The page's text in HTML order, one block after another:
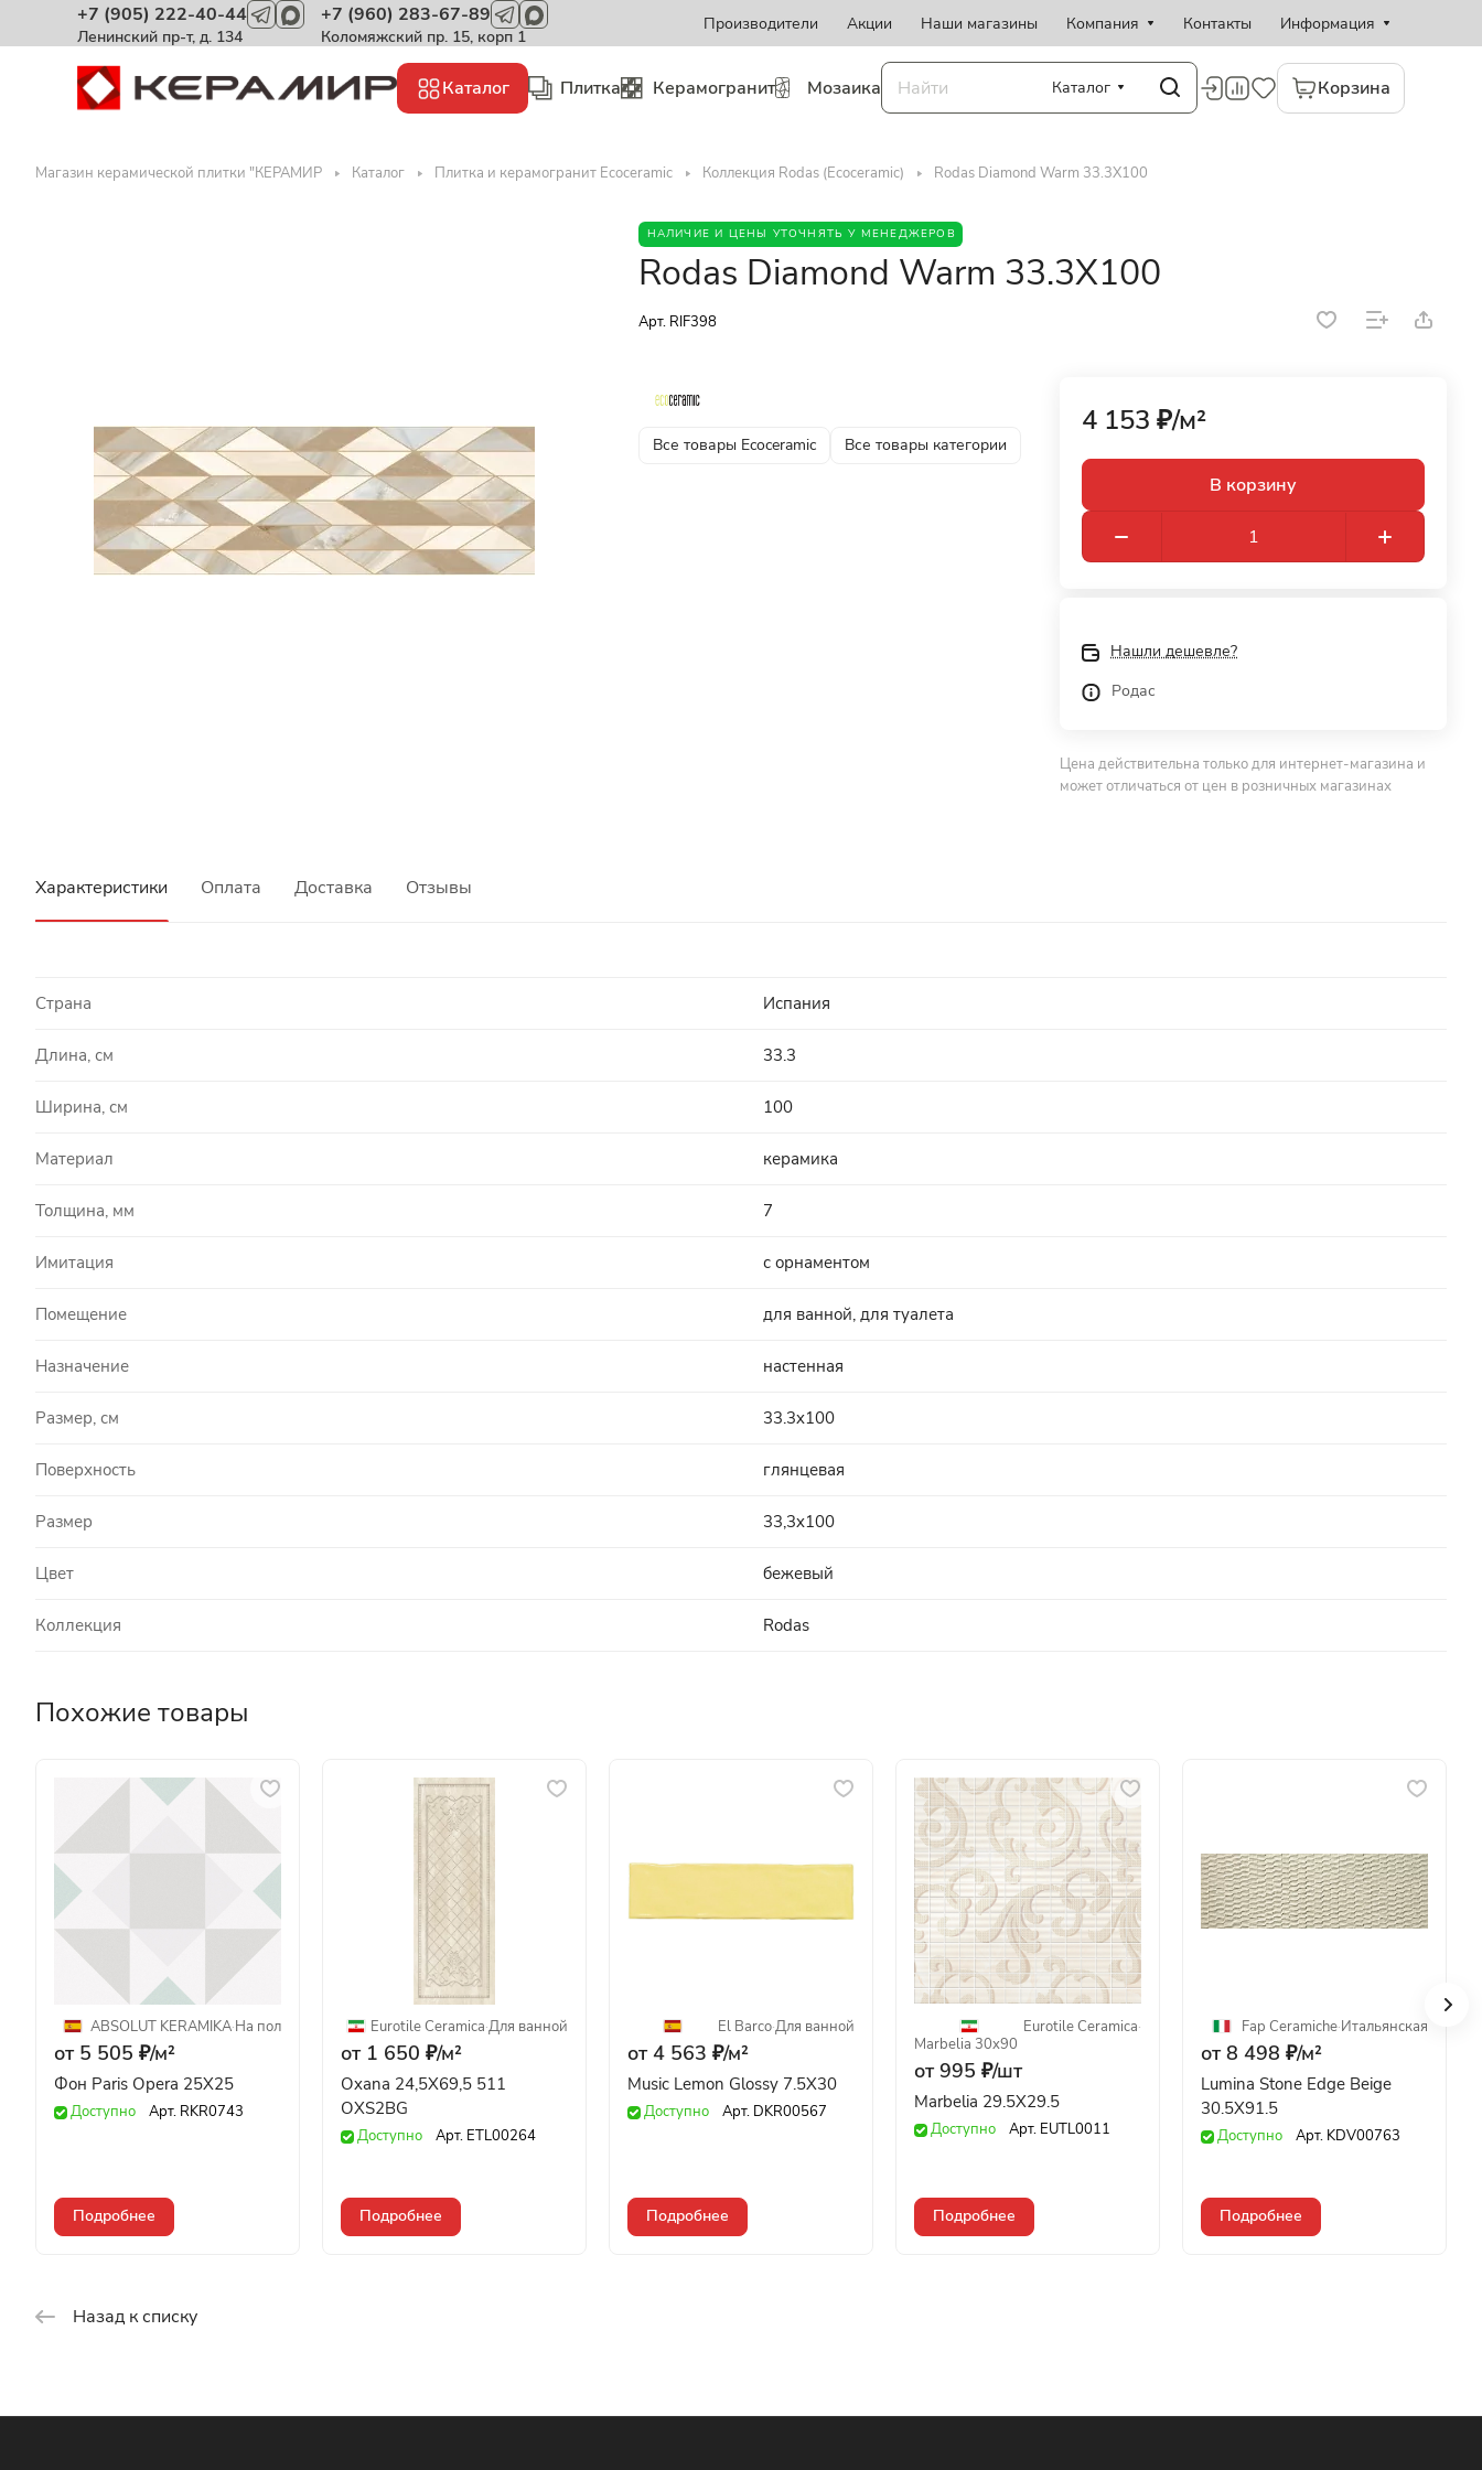
+7 (905) 222-40-44
Ленинский пр-т, д. 134
+7 (960) 283-67-89
Коломяжский пр. 15, корп 1
Производители Акции Наши магазины Компания Контакты Информация
Каталог Плитка Керамогранит Мозаика Каталог Корзина
Магазин керамической плитки "КЕРАМИР Каталог Плитка и керамогранит Ecoceramic Коллекция Rodas (Ecoceramic) Rodas Diamond Warm 33.3X100
НАЛИЧИЕ И ЦЕНЫ УТОЧНЯТЬ У МЕНЕДЖЕРОВ
Rodas Diamond Warm 33.3X100
Арт. RIF398
Все товары Ecoceramic Все товары категории
4 153 ₽/м²
В корзину
Нашли дешевле?
Родас
Цена действительна только для интернет-магазина и
может отличаться от цен в розничных магазинах
Характеристики Оплата Доставка Отзывы
Страна Испания
Длина, см 33.3
Ширина, см 100
Материал керамика
Толщина, мм 7
Имитация с орнаментом
Помещение для ванной, для туалета
Назначение настенная
Размер, см 33.3x100
Поверхность глянцевая
Размер 33,3x100
Цвет бежевый
Коллекция Rodas
Похожие товары
ABSOLUT KERAMIKA·На пол
от 5 505 ₽/м²
Фон Paris Opera 25X25
Доступно Арт. RKR0743
Подробнее
Eurotile Ceramica·Для ванной
от 1 650 ₽/м²
Oxana 24,5X69,5 511
OXS2BG
Доступно Арт. ETL00264
Подробнее
El Barco·Для ванной
от 4 563 ₽/м²
Music Lemon Glossy 7.5X30
Доступно Арт. DKR00567
Подробнее
Eurotile Ceramica·
Marbelia 30x90
от 995 ₽/шт
Marbelia 29.5X29.5
Доступно Арт. EUTL0011
Подробнее
Fap Ceramiche·Итальянская
от 8 498 ₽/м²
Lumina Stone Edge Beige
30.5X91.5
Доступно Арт. KDV00763
Подробнее
Назад к списку